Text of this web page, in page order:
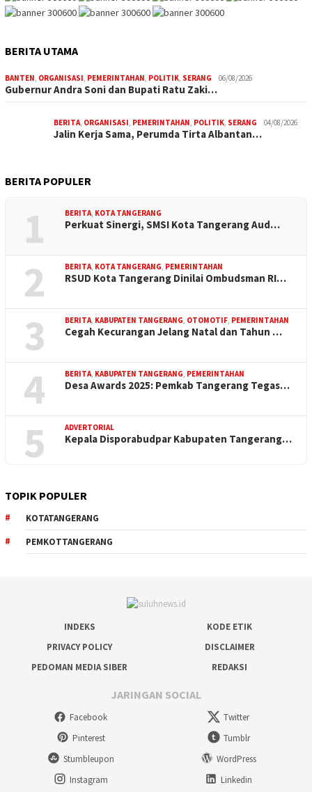
BERITA UTAMA
BANTEN, ORGANISASI, PEMERINTAHAN, POLITIK, SERANG 06/08/2026
Gubernur Andra Soni dan Bupati Ratu Zaki…
BERITA, ORGANISASI, PEMERINTAHAN, POLITIK, SERANG 04/08/2026
Jalin Kerja Sama, Perumda Tirta Albantan…
BERITA POPULER
1 BERITA, KOTA TANGERANG
Perkuat Sinergi, SMSI Kota Tangerang Aud…
2 BERITA, KOTA TANGERANG, PEMERINTAHAN
RSUD Kota Tangerang Dinilai Ombudsman RI…
3 BERITA, KABUPATEN TANGERANG, OTOMOTIF, PEMERINTAHAN
Cegah Kecurangan Jelang Natal dan Tahun …
4 BERITA, KABUPATEN TANGERANG, PEMERINTAHAN
Desa Awards 2025: Pemkab Tangerang Tegas…
5 ADVERTORIAL
Kepala Disporabudpar Kabupaten Tangerang…
TOPIK POPULER
KOTATANGERANG
PEMKOTTANGERANG
INDEKS
KODE ETIK
PRIVACY POLICY
DISCLAIMER
PEDOMAN MEDIA SIBER
REDAKSI
JARINGAN SOCIAL
Facebook
Twitter
Pinterest
Tumblr
Stumbleupon
WordPress
Instagram
Linkedin